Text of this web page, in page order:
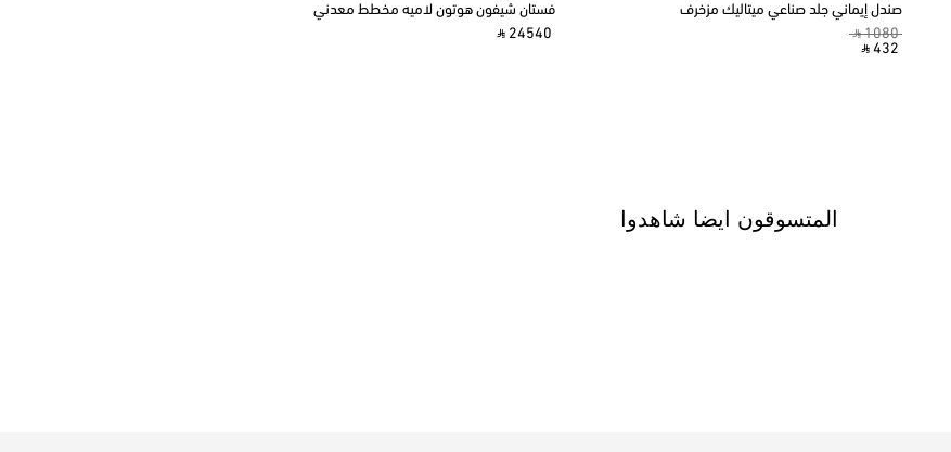
فستان شيفون هوتون لاميه مخطط معدني
‎ ⃁ 24540 ‎
صندل إيماني جلد صناعي ميتاليك مزخرف
‎ ⃁ 1080 ‎
‎ ⃁ 432 ‎
المتسوقون ايضا شاهدوا